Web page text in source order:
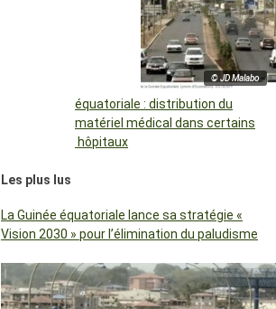
© JD Malabo
équatoriale : distribution du
matériel médical dans certains
hôpitaux
Les plus lus
La Guinée équatoriale lance sa stratégie «
Vision 2030 » pour l’élimination du paludisme